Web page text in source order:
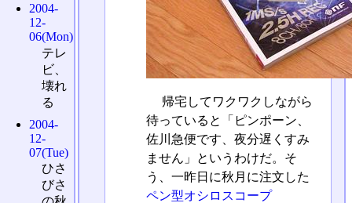
帰宅してワクワクしながら
待っていると「ピンポーン、
佐川急便です、夜分遅くすみ
ません」というわけだ。そ
う、一昨日に秋月に注文した
ペン型オシロスコープ
2004-
12-
06(Mon)
テレ
ビ、
壊れ
る
2004-
12-
07(Tue)
ひさ
びさ